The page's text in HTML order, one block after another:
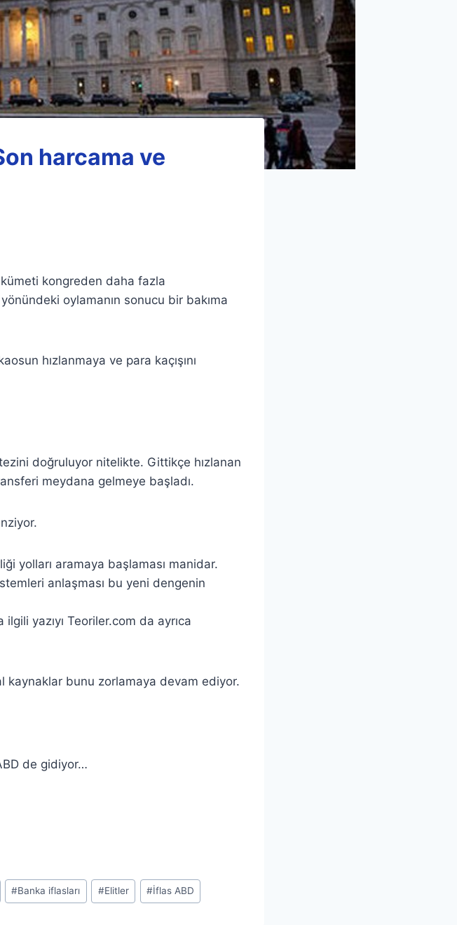
harcama ve
kongreden daha fazla
oylamanın sonucu bir bakıma
hızlanmaya ve para kaçışını
doğruluyor nitelikte. Gittikçe hızlanan
meydana gelmeye başladı.
yolları aramaya başlaması manidar.
anlaşması bu yeni dengenin
yazıyı Teoriler.com da ayrıca
kaynaklar bunu zorlamaya devam ediyor.
de gidiyor…
#Banka iflasları #Elitler #İflas ABD